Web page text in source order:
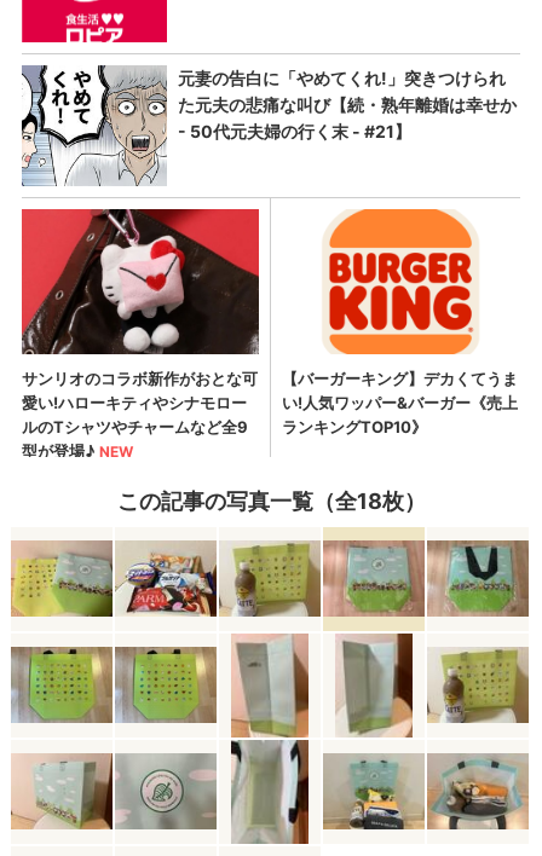
この記事の写真一覧（全18枚）